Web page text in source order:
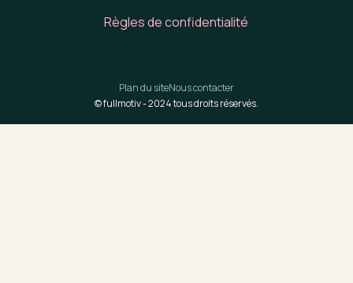
Règles de confidentialité
© fullmotiv -2024tous droits réservés.
Plan du siteNous contacter